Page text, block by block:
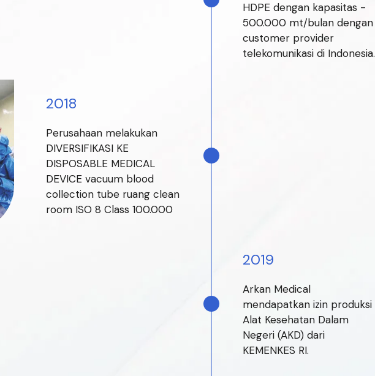
HDPE dengan kapasitas -
500.000 mt/bulan dengan
customer provider
telekomunikasi di Indonesia.
2018
Perusahaan melakukan
DIVERSIFIKASI KE
DISPOSABLE MEDICAL
DEVICE vacuum blood
collection tube ruang clean
room ISO 8 Class 100.000
2019
Arkan Medical
mendapatkan izin produksi
Alat Kesehatan Dalam
Negeri (AKD) dari
KEMENKES RI.